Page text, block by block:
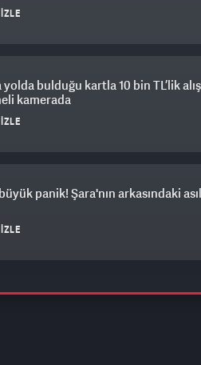
bulduğu kartla 10 bin TL’lik
kamerada
panik! Şara'nın arkasındaki